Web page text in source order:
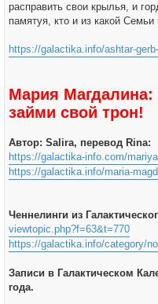
расправить свои крылья, и
памятуя, кто и из какой
https://galactika.info/ashtar-
Мария Магдалина:
займи свой трон!
Автор: Salira, перевод Rina:
https://galactika-info.com/
https://galactika.info/maria-
Ченнелинги из
viewtopic.php?f=63&t=770
https://galactika.info/category/
Записи в Галактическом
года.